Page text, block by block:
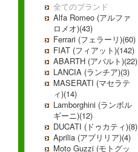
全てのブランド
Alfa Romeo (アルファ
ロメオ)(43)
Ferrari (フェラーリ)(60)
FIAT (フィアット)(142)
ABARTH (アバルト)(22)
LANCIA (ランチア)(3)
MASERATI (マセラテ
ィ)(14)
Lamborghini (ランボル
ギーニ)(12)
DUCATI (ドゥカティ)(8)
Aprilia (アプリリア)(4)
Moto Guzzi (モトグッ